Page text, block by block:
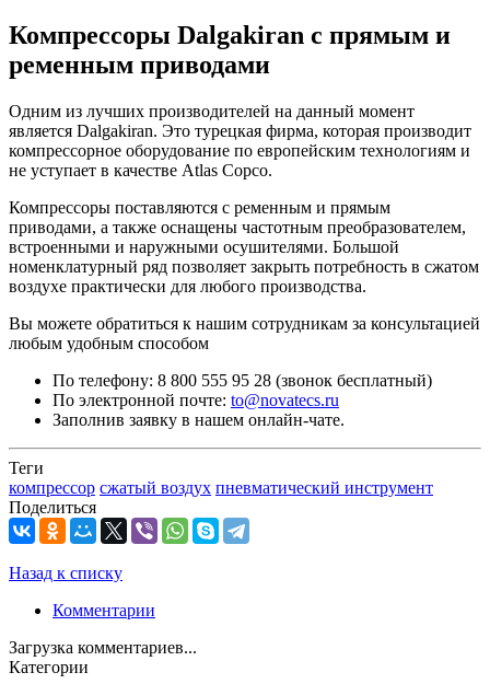
Компрессоры Dalgakiran с прямым и
ременным приводами
Одним из лучших производителей на данный момент
является Dalgakiran. Это турецкая фирма, которая производит
компрессорное оборудование по европейским технологиям и
не уступает в качестве Atlas Copco.
Компрессоры поставляются с ременным и прямым
приводами, а также оснащены частотным преобразователем,
встроенными и наружными осушителями. Большой
номенклатурный ряд позволяет закрыть потребность в сжатом
воздухе практически для любого производства.
Вы можете обратиться к нашим сотрудникам за консультацией
любым удобным способом
По телефону: 8 800 555 95 28 (звонок бесплатный)
По электронной почте: to@novatecs.ru
Заполнив заявку в нашем онлайн-чате.
Теги
компрессор сжатый воздух пневматический инструмент
Поделиться
Назад к списку
Комментарии
Загрузка комментариев...
Категории